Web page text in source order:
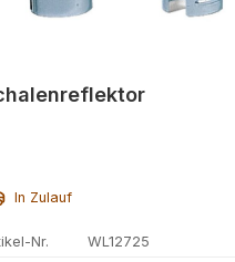
In Zulauf
Nr.
WL12725